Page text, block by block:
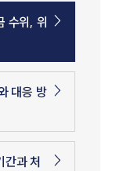
수위, 위
대응 방
간과 처